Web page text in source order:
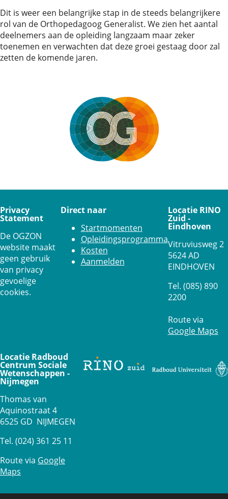
Dit is weer een belangrijke stap in de steeds belangrijkere
rol van de Orthopedagoog Generalist. We zien het aantal
deelnemers aan de opleiding langzaam maar zeker
toenemen en verwachten dat deze groei gestaag door zal
zetten de komende jaren.
Privacy
Statement
De OGZON
website maakt
geen gebruik
van privacy
gevoelige
cookies.
Direct naar
Startmomenten
Opleidingsprogramma
Kosten
Aanmelden
Locatie RINO
Zuid -
Eindhoven
Vitruviusweg 2
5624 AD
EINDHOVEN
Tel. (085) 890
2200
Route via
Google Maps
Locatie Radboud
Centrum Sociale
Wetenschappen -
Nijmegen
Thomas van
Aquinostraat 4
6525 GD NIJMEGEN
Tel. (024) 361 25 11
Route via Google
Maps